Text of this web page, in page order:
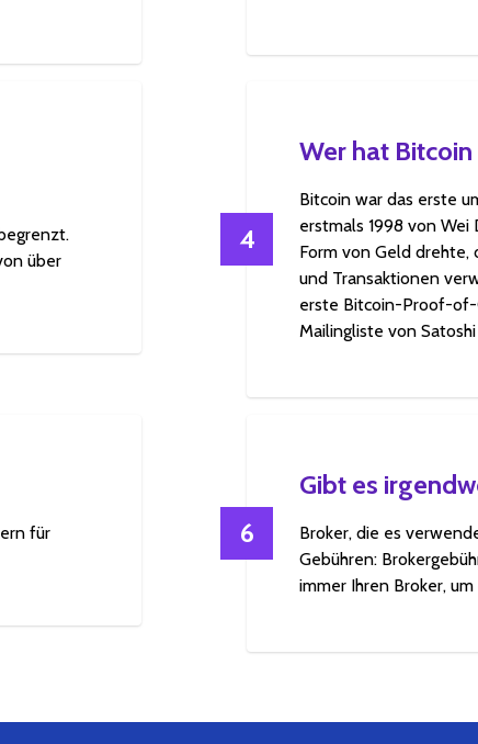
über
4
Wer hat
Bitcoin war das erste
erstmals 1998 von Wei
Form von Geld drehte,
und Transaktionen
erste Bitcoin-Proof-
Mailingliste von
für
6
Gibt es
Broker, die es
Gebühren:
immer Ihren Broker,